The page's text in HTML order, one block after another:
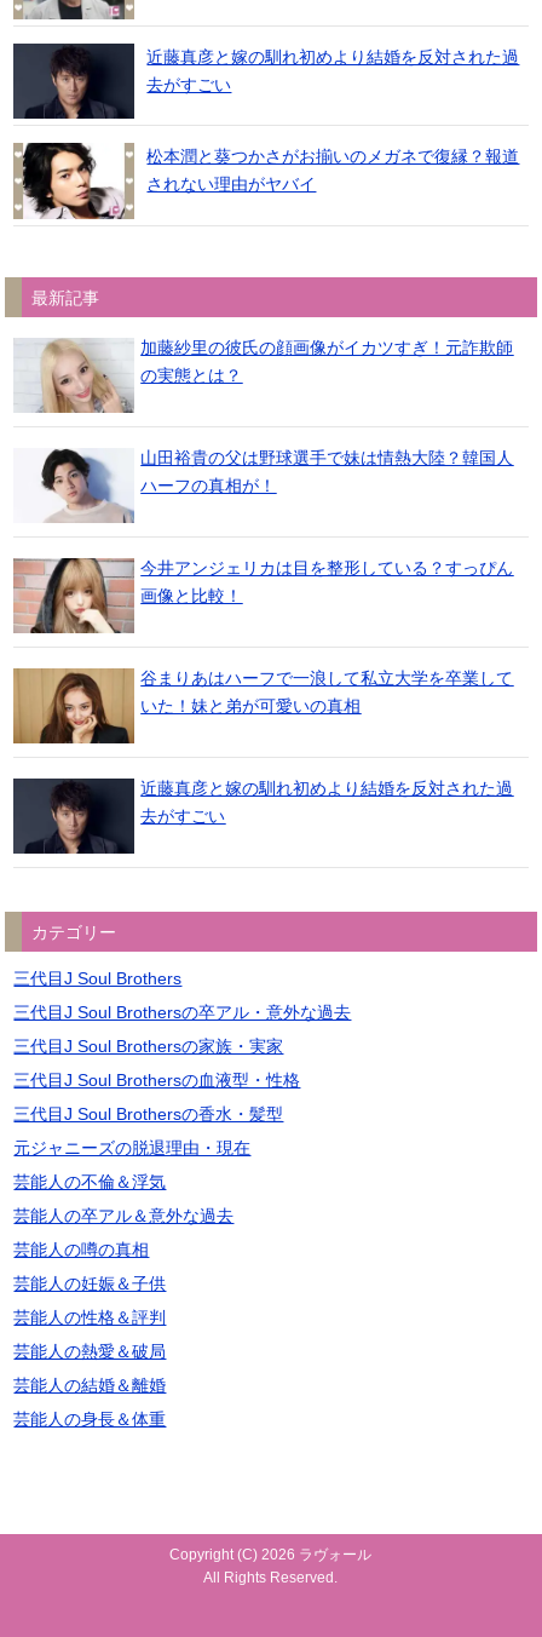
近藤真彦と嫁の馴れ初めより結婚を反対された過
去がすごい
松本潤と葵つかさがお揃いのメガネで復縁？報道
されない理由がヤバイ
最新記事
加藤紗里の彼氏の顔画像がイカツすぎ！元詐欺師
の実態とは？
山田裕貴の父は野球選手で妹は情熱大陸？韓国人
ハーフの真相が！
今井アンジェリカは目を整形している？すっぴん
画像と比較！
谷まりあはハーフで一浪して私立大学を卒業して
いた！妹と弟が可愛いの真相
近藤真彦と嫁の馴れ初めより結婚を反対された過
去がすごい
カテゴリー
三代目J Soul Brothers
三代目J Soul Brothersの卒アル・意外な過去
三代目J Soul Brothersの家族・実家
三代目J Soul Brothersの血液型・性格
三代目J Soul Brothersの香水・髪型
元ジャニーズの脱退理由・現在
芸能人の不倫＆浮気
芸能人の卒アル＆意外な過去
芸能人の噂の真相
芸能人の妊娠＆子供
芸能人の性格＆評判
芸能人の熱愛＆破局
芸能人の結婚＆離婚
芸能人の身長＆体重
Copyright (C) 2026 ラヴォール
All Rights Reserved.